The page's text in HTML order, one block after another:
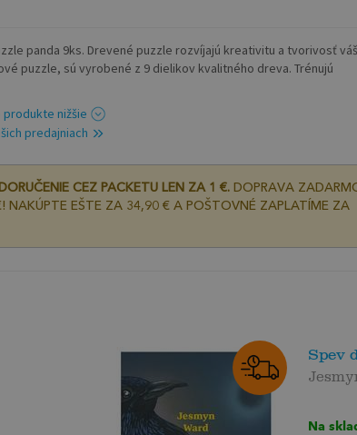
panda 9ks. Drevené puzzle rozvíjajú kreativitu a tvorivosť
puzzle, sú vyrobené z 9 dielikov kvalitného dreva. Trénujú
nižšie
predajniach
DORUČENIE CEZ PACKETU LEN ZA 1 €.DOPRAVA
NAKÚPTE EŠTE ZA 34,90 € A POŠTOVNÉ ZAPLATÍME ZA
Spev
Na